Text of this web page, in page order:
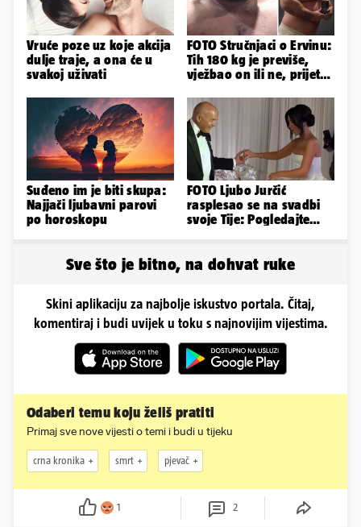
Vruće poze uz koje akcija
dulje traje, a ona će u
svakoj uživati
FOTO Stručnjaci o Ervinu:
Tih 180 kg je previše,
vježbao on ili ne, prijete
Suđeno im je biti skupa:
Najjači ljubavni parovi
po horoskopu
FOTO Ljubo Jurčić
rasplesao se na svadbi
svoje Tije: Pogledajte
Sve što je bitno, na dohvat ruke
Skini aplikaciju za najbolje iskustvo portala. Čitaj,
komentiraj i budi uvijek u toku s najnovijim vijestima.
Odaberi temu koju želiš pratiti
Primaj sve nove vijesti o temi i budi u tijeku
crna kronika smrt pjevač
1 2